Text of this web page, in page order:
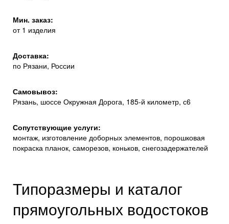
Мин. заказ:
от 1 изделия
Доставка:
по Рязани, России
Самовывоз:
Рязань, шоссе Окружная Дорога, 185-й километр, с6
Сопутствующие услуги:
монтаж, изготовление доборных элементов, порошковая
покраска планок, саморезов, коньков, снегозадержателей
Типоразмеры и каталог
прямоугольных водостоков